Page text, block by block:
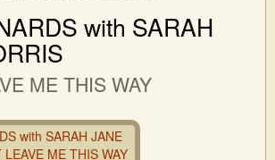
with SARAH
ME THIS WAY